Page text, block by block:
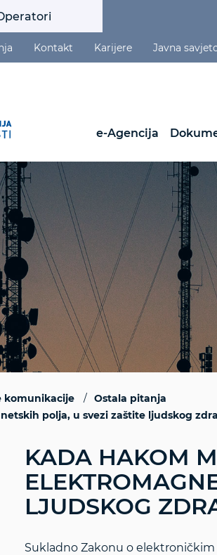
Kontakt Karijere Javna
e-Agencija
komunikacije
Ostala pitanja
polja, u svezi zaštite ljudskog
KADA HAKOM
LJUDSKOG
Sukladno Zakonu o elektroničkim